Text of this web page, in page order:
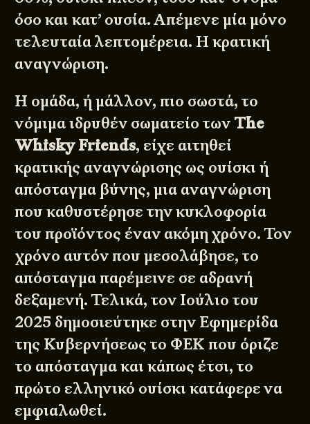
όσο και κατ’ ουσία. Απέμενε μία μόνο
τελευταία λεπτομέρεια. Η κρατική
αναγνώριση.
Η ομάδα, ή μάλλον, πιο σωστά, το
νόμιμα ιδρυθέν σωματείο των The
Whisky Friends, είχε αιτηθεί
κρατικής αναγνώρισης ως ουίσκι ή
απόσταγμα βύνης, μια αναγνώριση
που καθυστέρησε την κυκλοφορία
του προϊόντος έναν ακόμη χρόνο. Τον
χρόνο αυτόν που μεσολάβησε, το
απόσταγμα παρέμεινε σε αδρανή
δεξαμενή. Τελικά, τον Ιούλιο του
2025 δημοσιεύτηκε στην Εφημερίδα
της Κυβερνήσεως το ΦΕΚ που όριζε
το απόσταγμα και κάπως έτσι, το
πρώτο ελληνικό ουίσκι κατάφερε να
εμφιαλωθεί.